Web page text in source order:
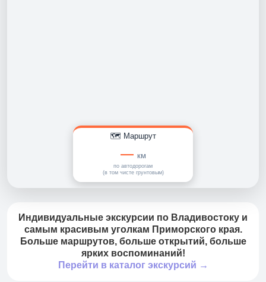
🗺️ Маршрут
— км
по автодорогам
(в том чисте грунтовым)
Индивидуальные экскурсии по Владивостоку и
самым красивым уголкам Приморского края.
Больше маршрутов, больше открытий, больше
ярких воспоминаний!
Перейти в каталог экскурсий →